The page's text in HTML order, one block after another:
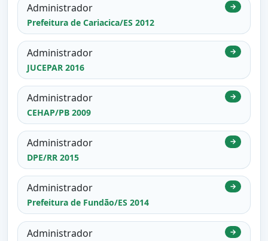
Administrador
Prefeitura de Cariacica/ES 2012
→
Administrador
JUCEPAR 2016
→
Administrador
CEHAP/PB 2009
→
Administrador
DPE/RR 2015
→
Administrador
Prefeitura de Fundão/ES 2014
→
Administrador →